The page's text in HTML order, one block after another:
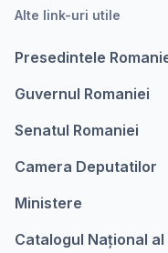
Alte link-uri utile
Presedintele
Guvernul Romaniei
Senatul Romaniei
Camera Deputatilor
Ministere
Catalogul Național